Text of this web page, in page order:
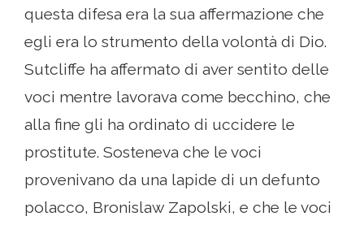
questa difesa era la sua affermazione che
egli era lo strumento della volontà di Dio.
Sutcliffe ha affermato di aver sentito delle
voci mentre lavorava come becchino, che
alla fine gli ha ordinato di uccidere le
prostitute. Sosteneva che le voci
provenivano da una lapide di un defunto
polacco, Bronislaw Zapolski, e che le voci